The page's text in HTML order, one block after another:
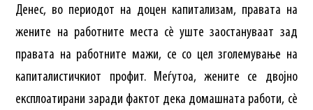
Денес, во периодот на доцен капитализам, правата на
жените на работните места сè уште заостануваат зад
правата на работните мажи, се со цел зголемување на
капиталистичкиот профит. Меѓутоа, жените се двојно
експлоатирани заради фактот дека домашната работи, сè